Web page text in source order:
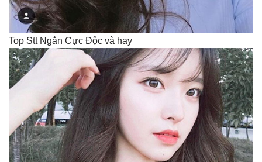
Top Stt Ngắn Cực Độc và hay